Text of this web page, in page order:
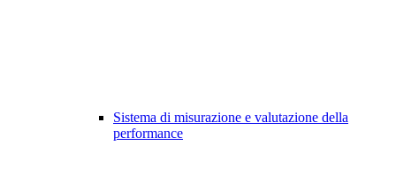
Sistema di misurazione e valutazione della
performance